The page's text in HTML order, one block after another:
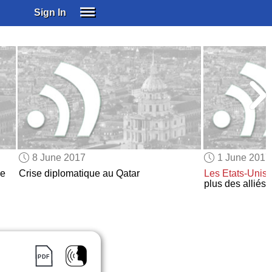
Sign In
SUBSCRIBE
EDUCATIONAL LICENSES
GIFT CARDS
OTHER LANGUAGES
ABOUT US
ALEXA
ADJUST COLORS
8 June 2017
Crise diplomatique au Qatar
1 June 2017
Les Etats-Unis
plus des alliés